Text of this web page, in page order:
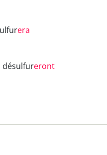
era
désulfureront